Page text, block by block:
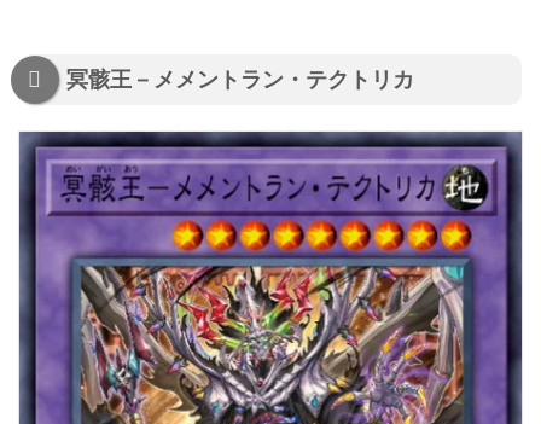
冥骸王－メメントラン・テクトリカ